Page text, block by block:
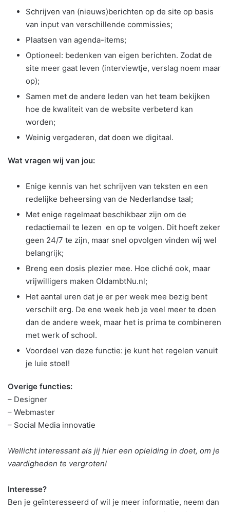
Schrijven van (nieuws)berichten op de site op basis
van input van verschillende commissies;
Plaatsen van agenda-items;
Optioneel: bedenken van eigen berichten. Zodat de
site meer gaat leven (interviewtje, verslag noem maar
op);
Samen met de andere leden van het team bekijken
hoe de kwaliteit van de website verbeterd kan
worden;
Weinig vergaderen, dat doen we digitaal.
Wat vragen wij van jou:
Enige kennis van het schrijven van teksten en een
redelijke beheersing van de Nederlandse taal;
Met enige regelmaat beschikbaar zijn om de
redactiemail te lezen en op te volgen. Dit hoeft zeker
geen 24/7 te zijn, maar snel opvolgen vinden wij wel
belangrijk;
Breng een dosis plezier mee. Hoe cliché ook, maar
vrijwilligers maken OldambtNu.nl;
Het aantal uren dat je er per week mee bezig bent
verschilt erg. De ene week heb je veel meer te doen
dan de andere week, maar het is prima te combineren
met werk of school.
Voordeel van deze functie: je kunt het regelen vanuit
je luie stoel!
Overige functies:
– Designer
– Webmaster
– Social Media innovatie
Wellicht interessant als jij hier een opleiding in doet, om je
vaardigheden te vergroten!
Interesse?
Ben je geïnteresseerd of wil je meer informatie, neem dan